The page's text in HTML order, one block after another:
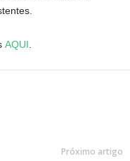
AQUI
Próximo artigo